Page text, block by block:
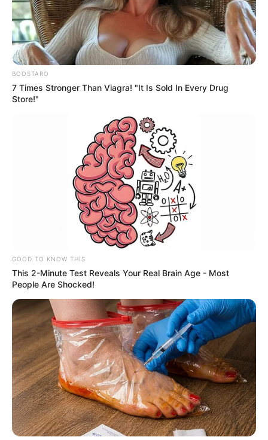
13:06 / 06 Avqust 2026 CƏMİYYƏT
olacaq?
12:58 / 06 Avqust 2026 CƏMİYYƏT
Kollektorlar və BOKT əməkdaşları
borclunun ailəsiniqorxuda bilər?
74 0 0
BOOSTARO
7 Times Stronger Than Viagra! "It Is Sold In Every Drug
Store!"
GOOD TO KNOW THIS
This 2-Minute Test Reveals Your Real Brain Age - Most
People Are Shocked!